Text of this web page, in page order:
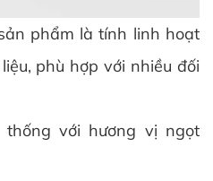
phẩm là tính linh hoạt
phù hợp với nhiều đối
thống với hương vị ngọt